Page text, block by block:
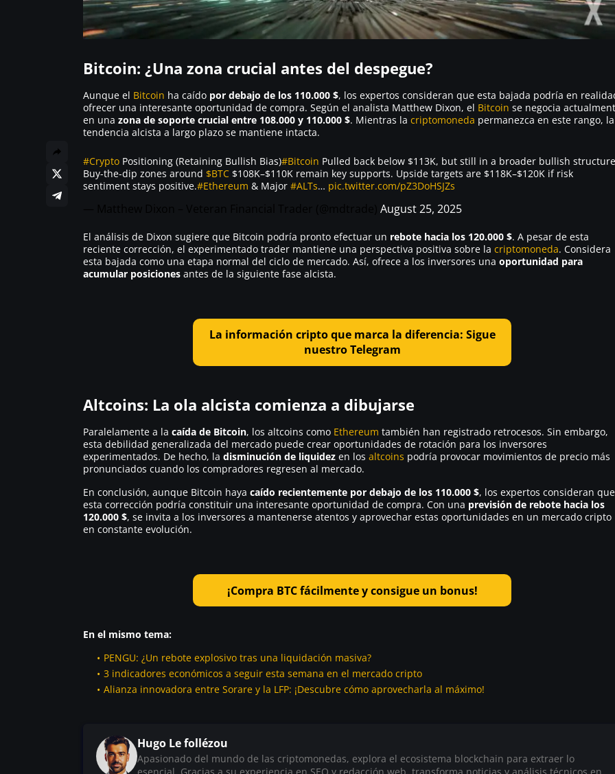
Bitcoin: ¿Una zona crucial antes del despegue?
Aunque el Bitcoin ha caído por debajo de los 110.000 $, los expertos consideran que esta bajada podría en
ofrecer una interesante oportunidad de compra. Según el analista Matthew Dixon, el Bitcoin se negocia
en una zona de soporte crucial entre 108.000 y 110.000 $. Mientras la criptomoneda permanezca en este rango, la
tendencia alcista a largo plazo se mantiene intacta.
#Crypto Positioning (Retaining Bullish Bias)#Bitcoin Pulled back below $113K, but still in a broader bullish
Buy-the-dip zones around $BTC $108K–$110K remain key supports. Upside targets are $118K–$120K if risk
sentiment stays positive.#Ethereum & Major #ALTs… pic.twitter.com/pZ3DoHSJZs
August 25, 2025
El análisis de Dixon sugiere que Bitcoin podría pronto efectuar un rebote hacia los 120.000 $. A pesar de esta
reciente corrección, el experimentado trader mantiene una perspectiva positiva sobre la criptomoneda. Considera
esta bajada como una etapa normal del ciclo de mercado. Así, ofrece a los inversores una oportunidad para
acumular posiciones antes de la siguiente fase alcista.
La información cripto que marca la diferencia: Sigue
nuestro Telegram
Altcoins: La ola alcista comienza a dibujarse
Paralelamente a la caída de Bitcoin, los altcoins como Ethereum también han registrado retrocesos. Sin embargo,
esta debilidad generalizada del mercado puede crear oportunidades de rotación para los inversores
experimentados. De hecho, la disminución de liquidez en los altcoins podría provocar movimientos de precio más
pronunciados cuando los compradores regresen al mercado.
En conclusión, aunque Bitcoin haya caído recientemente por debajo de los 110.000 $, los expertos consideran que
esta corrección podría constituir una interesante oportunidad de compra. Con una previsión de rebote hacia los
120.000 $, se invita a los inversores a mantenerse atentos y aprovechar estas oportunidades en un mercado cripto
en constante evolución.
¡Compra BTC fácilmente y consigue un bonus!
En el mismo tema:
PENGU: ¿Un rebote explosivo tras una liquidación masiva?
3 indicadores económicos a seguir esta semana en el mercado cripto
Alianza innovadora entre Sorare y la LFP: ¡Descubre cómo aprovecharla al máximo!
Hugo Le follézou
Apasionado del mundo de las criptomonedas, explora el ecosistema blockchain para extraer lo